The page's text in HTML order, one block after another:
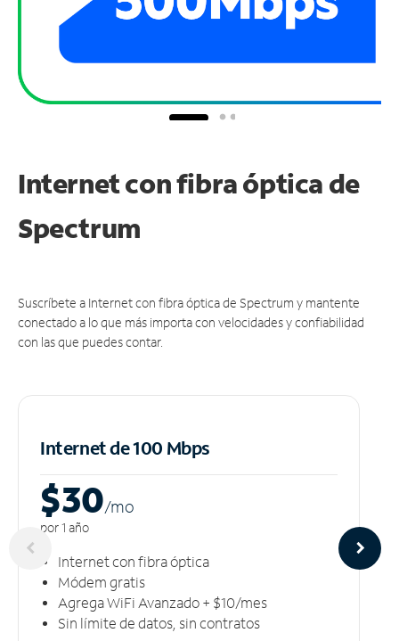
Internet con fibra óptica de
Spectrum
Suscríbete a Internet con fibra óptica de Spectrum y mantente
conectado a lo que más importa con velocidades y confiabilidad
con las que puedes contar.
Internet de 100 Mbps
$30/mo
por 1 año
Internet con fibra óptica
Módem gratis
Agrega WiFi Avanzado + $10/mes
Sin límite de datos, sin contratos